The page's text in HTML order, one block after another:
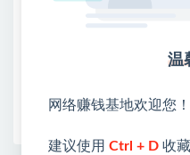
各种项目 + 提升网创认
❤本站为众多团队提供了
开启网络之门，广受好
早为您提供丰盛价值。
温
网络赚钱基地欢迎您！
建议使用 Ctrl + D 收